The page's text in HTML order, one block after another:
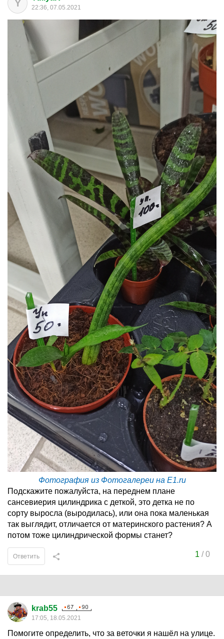
Y 22:36, 07.05.2021
Фотография из Фотогалереи на E1.ru
Подскажите пожалуйста, на переднем плане
сансевиерия цилиндрика с деткой, это детка не по
сорту выросла (выродилась), или она пока маленькая
так выглядит, отличается от материнского растения? А
потом тоже цилиндрической формы станет?
1 /0
Ответить
krab55
17:05, 18.05.2021
Помогите определить, что за веточки я нашёл на улице.